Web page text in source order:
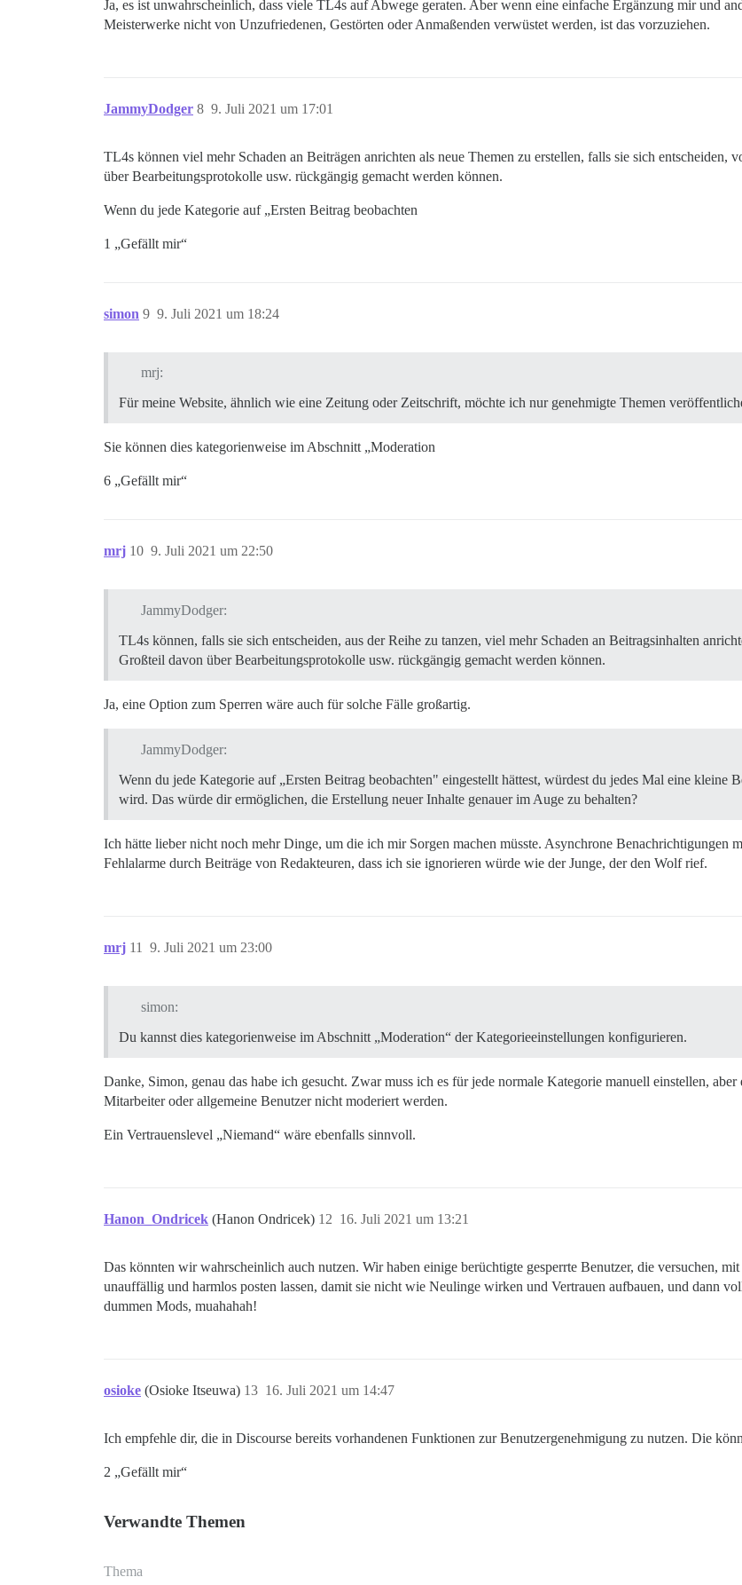
Ja, es ist unwahrscheinlich, dass viele TL4s auf Abwege geraten. Aber wenn eine einfache Ergänzung mir und
Meisterwerke nicht von Unzufriedenen, Gestörten oder Anmaßenden verwüstet werden, ist das vorzuziehen.
JammyDodger 9. Juli 2021 um 17:01
8
TL4s können viel mehr Schaden an Beiträgen anrichten als neue Themen zu erstellen, falls sie sich entscheiden,
über Bearbeitungsprotokolle usw. rückgängig gemacht werden können.
Wenn du jede Kategorie auf „Ersten Beitrag beobachten
1 „Gefällt mir“
simon 9. Juli 2021 um 18:24
9
mrj:
Für meine Website, ähnlich wie eine Zeitung oder Zeitschrift, möchte ich nur genehmigte Themen
Sie können dies kategorienweise im Abschnitt „Moderation
6 „Gefällt mir“
mrj 9. Juli 2021 um 22:50
10
JammyDodger:
TL4s können, falls sie sich entscheiden, aus der Reihe zu tanzen, viel mehr Schaden an Beitragsinhalten
Großteil davon über Bearbeitungsprotokolle usw. rückgängig gemacht werden können.
Ja, eine Option zum Sperren wäre auch für solche Fälle großartig.
JammyDodger:
Wenn du jede Kategorie auf „Ersten Beitrag beobachten" eingestellt hättest, würdest du jedes Mal eine kleine
wird. Das würde dir ermöglichen, die Erstellung neuer Inhalte genauer im Auge zu behalten?
Ich hätte lieber nicht noch mehr Dinge, um die ich mir Sorgen machen müsste. Asynchrone Benachrichtigungen
Fehlalarme durch Beiträge von Redakteuren, dass ich sie ignorieren würde wie der Junge, der den Wolf rief.
mrj 9. Juli 2021 um 23:00
11
simon:
Du kannst dies kategorienweise im Abschnitt „Moderation“ der Kategorieeinstellungen konfigurieren.
Danke, Simon, genau das habe ich gesucht. Zwar muss ich es für jede normale Kategorie manuell einstellen,
Mitarbeiter oder allgemeine Benutzer nicht moderiert werden.
Ein Vertrauenslevel „Niemand“ wäre ebenfalls sinnvoll.
Hanon_Ondricek (Hanon Ondricek) 16. Juli 2021 um 13:21
12
Das könnten wir wahrscheinlich auch nutzen. Wir haben einige berüchtigte gesperrte Benutzer, die versuchen,
unauffällig und harmlos posten lassen, damit sie nicht wie Neulinge wirken und Vertrauen aufbauen, und dann
dummen Mods, muahahah!
osioke (Osioke Itseuwa) 16. Juli 2021 um 14:47
13
Ich empfehle dir, die in Discourse bereits vorhandenen Funktionen zur Benutzergenehmigung zu nutzen. Die
2 „Gefällt mir“
Verwandte Themen
Thema